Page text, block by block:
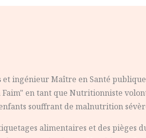
et ingénieur Maître en Santé
en tant que Nutritionniste
souffrant de malnutrition
alimentaires et des pièges